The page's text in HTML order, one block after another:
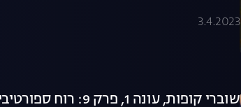
3.4.2023
שוברי קופות, עונה 1, פרק 9: רוח ספורטיבית